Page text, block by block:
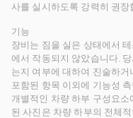
사를 실시하도록 강력히 권장
기능
장비는 짐을 실은 상태에서
에서 작동되지 않았습니다.
는지 여부에 대하여 진술하
포함된 항목 이외에 기능성
개별적인 차량 하부 구성요
된 사진은 차량 하부의 전체